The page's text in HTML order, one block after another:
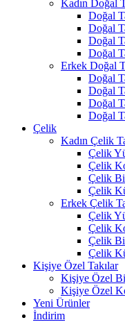
Kadın Doğal
Doğal
Doğal
Doğal
Doğal
Erkek Doğal
Doğal
Doğal
Doğal
Doğal
Çelik
Kadın Çelik
Çelik
Çelik
Çelik
Çelik
Erkek Çelik
Çelik
Çelik
Çelik
Çelik
Kişiye Özel Takılar
Kişiye Özel
Kişiye Özel
Yeni Ürünler
İndirim